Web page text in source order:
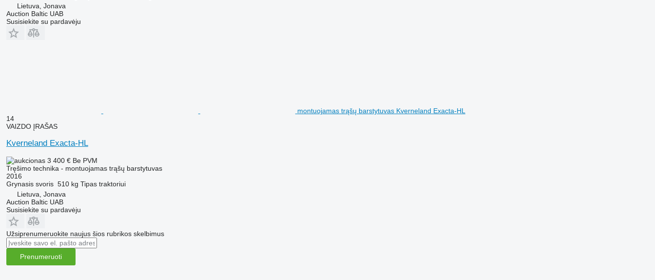
Lietuva, Jonava
Auction Baltic UAB
Susisiekite su pardavėju
montuojamas trąšų barstytuvas Kverneland Exacta-HL
14
VAIZDO ĮRAŠAS
Kverneland Exacta-HL
3 400 € Be PVM
Tręšimo technika - montuojamas trąšų barstytuvas
2016
Grynasis svoris 510 kg Tipas traktoriui
Lietuva, Jonava
Auction Baltic UAB
Susisiekite su pardavėju
Užsiprenumeruokite naujus šios rubrikos skelbimus
Prenumeruoti